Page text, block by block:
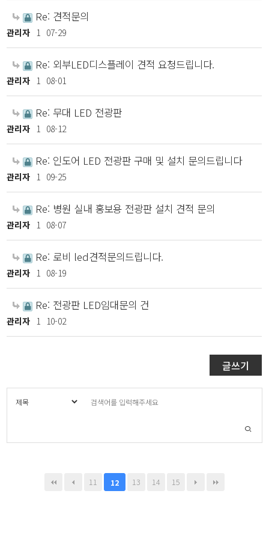
Re: 견적문의
관리자 1 07-29
Re: 외부LED디스플레이 견적 요청드립니다.
관리자 1 08-01
Re: 무대 LED 전광판
관리자 1 08-12
Re: 인도어 LED 전광판 구매 및 설치 문의드립니다
관리자 1 09-25
Re: 병원 실내 홍보용 전광판 설치 견적 문의
관리자 1 08-07
Re: 로비 led견적문의드립니다.
관리자 1 08-19
Re: 전광판 LED임대문의 건
관리자 1 10-02
글쓰기
11 12 13 14 15